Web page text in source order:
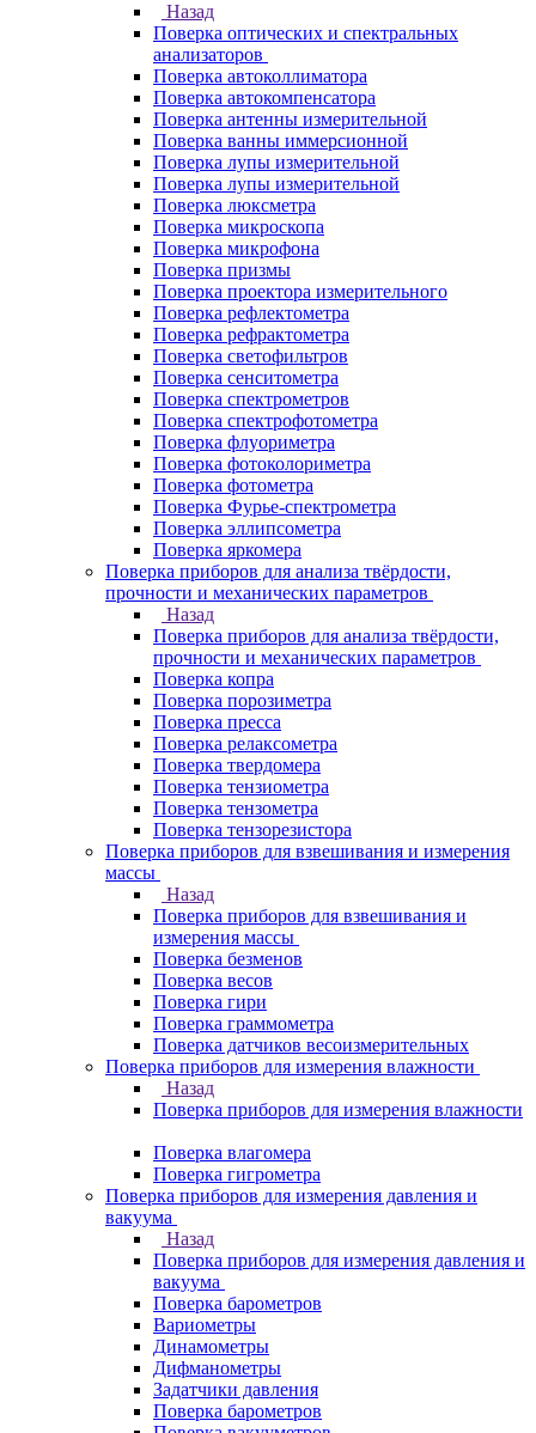
Назад
Поверка оптических и спектральных
анализаторов
Поверка автоколлиматора
Поверка автокомпенсатора
Поверка антенны измерительной
Поверка ванны иммерсионной
Поверка лупы измерительной
Поверка лупы измерительной
Поверка люксметра
Поверка микроскопа
Поверка микрофона
Поверка призмы
Поверка проектора измерительного
Поверка рефлектометра
Поверка рефрактометра
Поверка светофильтров
Поверка сенситометра
Поверка спектрометров
Поверка спектрофотометра
Поверка флуориметра
Поверка фотоколориметра
Поверка фотометра
Поверка Фурье-спектрометра
Поверка эллипсометра
Поверка яркомера
Поверка приборов для анализа твёрдости,
прочности и механических параметров
Назад
Поверка приборов для анализа твёрдости,
прочности и механических параметров
Поверка копра
Поверка порозиметра
Поверка пресса
Поверка релаксометра
Поверка твердомера
Поверка тензиометра
Поверка тензометра
Поверка тензорезистора
Поверка приборов для взвешивания и измерения
массы
Назад
Поверка приборов для взвешивания и
измерения массы
Поверка безменов
Поверка весов
Поверка гири
Поверка граммометра
Поверка датчиков весоизмерительных
Поверка приборов для измерения влажности
Назад
Поверка приборов для измерения влажности
Поверка влагомера
Поверка гигрометра
Поверка приборов для измерения давления и
вакуума
Назад
Поверка приборов для измерения давления и
вакуума
Поверка барометров
Вариометры
Динамометры
Дифманометры
Задатчики давления
Поверка барометров